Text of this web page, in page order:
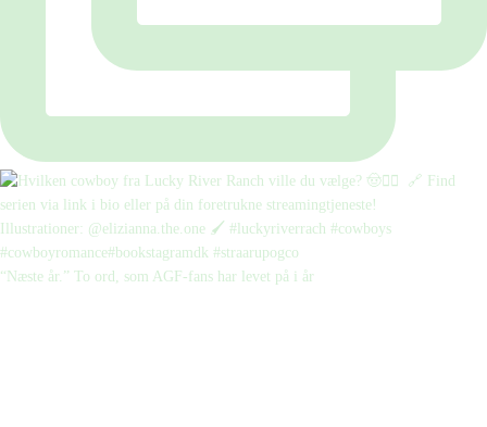
“Næste år.” To ord, som AGF-fans har levet på i år